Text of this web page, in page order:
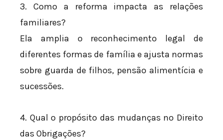
3. Como a reforma impacta as relações
familiares?
Ela amplia o reconhecimento legal de
diferentes formas de família e ajusta normas
sobre guarda de filhos, pensão alimentícia e
sucessões.
4. Qual o propósito das mudanças no Direito
das Obrigações?